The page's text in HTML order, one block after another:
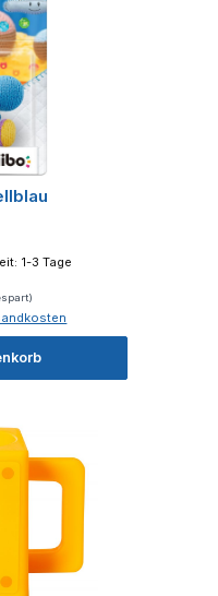
1-3 Tage